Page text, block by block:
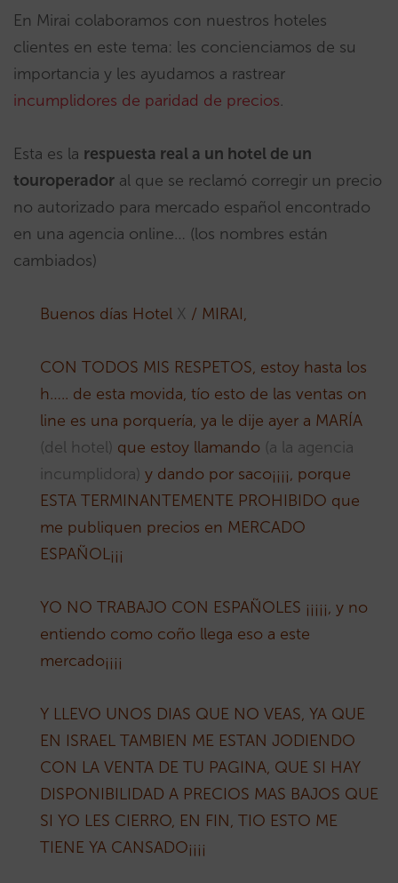
En Mirai colaboramos con nuestros hoteles
clientes en este tema: les concienciamos de su
importancia y les ayudamos a rastrear
incumplidores de paridad de precios.
Esta es la respuesta real a un hotel de un
touroperador al que se reclamó corregir un precio
no autorizado para mercado español encontrado
en una agencia online… (los nombres están
cambiados)
Buenos días Hotel X / MIRAI,
CON TODOS MIS RESPETOS, estoy hasta los
h….. de esta movida, tío esto de las ventas on
line es una porquería, ya le dije ayer a MARÍA
(del hotel) que estoy llamando (a la agencia
incumplidora) y dando por saco¡¡¡¡, porque
ESTA TERMINANTEMENTE PROHIBIDO que
me publiquen precios en MERCADO
ESPAÑOL¡¡¡
YO NO TRABAJO CON ESPAÑOLES ¡¡¡¡¡, y no
entiendo como coño llega eso a este
mercado¡¡¡¡
Y LLEVO UNOS DIAS QUE NO VEAS, YA QUE
EN ISRAEL TAMBIEN ME ESTAN JODIENDO
CON LA VENTA DE TU PAGINA, QUE SI HAY
DISPONIBILIDAD A PRECIOS MAS BAJOS QUE
SI YO LES CIERRO, EN FIN, TIO ESTO ME
TIENE YA CANSADO¡¡¡¡